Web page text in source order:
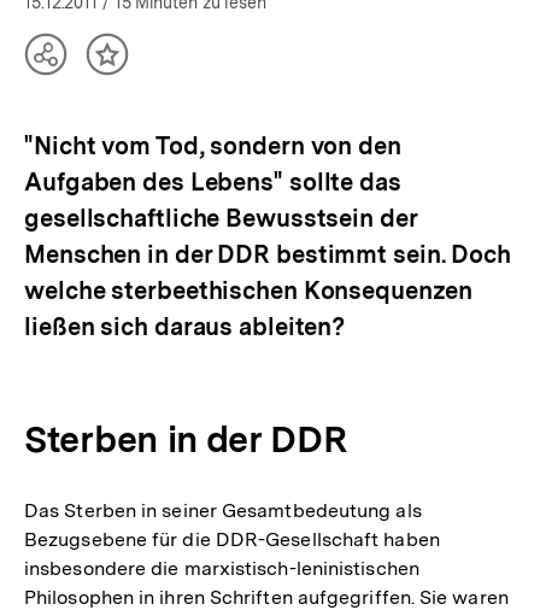
TeilenInhalt
"Nicht vom Tod, sondern von den
Aufgaben des Lebens" sollte das
gesellschaftliche Bewusstsein der
Menschen in der DDR bestimmt sein. Doch
welche sterbeethischen Konsequenzen
ließen sich daraus ableiten?
Sterben in der DDR
Das Sterben in seiner Gesamtbedeutung als
Bezugsebene für die DDR-Gesellschaft haben
insbesondere die marxistisch-leninistischen
Philosophen in ihren Schriften aufgegriffen. Sie waren